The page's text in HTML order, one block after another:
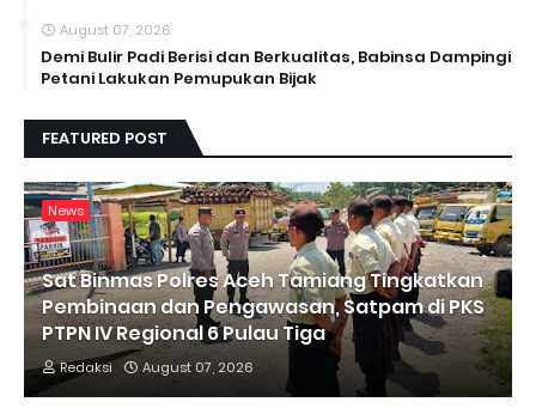
August 07, 2026
Demi Bulir Padi Berisi dan Berkualitas, Babinsa Dampingi
Petani Lakukan Pemupukan Bijak
FEATURED POST
News
Sat Binmas Polres Aceh Tamiang Tingkatkan
Pembinaan dan Pengawasan, Satpam di PKS
PTPN IV Regional 6 Pulau Tiga
Redaksi August 07, 2026